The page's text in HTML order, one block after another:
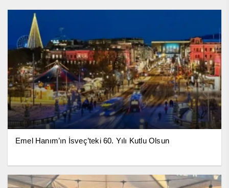
Emel Hanım’ın İsveç’teki 60. Yılı Kutlu Olsun